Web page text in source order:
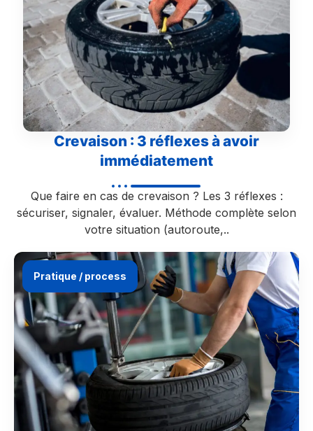
Crevaison : 3 réflexes à avoir
immédiatement
Que faire en cas de crevaison ? Les 3 réflexes :
sécuriser, signaler, évaluer. Méthode complète selon
votre situation (autoroute,..
Pratique / process